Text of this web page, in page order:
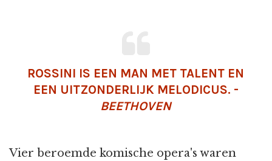
ROSSINI IS EEN MAN MET TALENT EN
EEN UITZONDERLIJK MELODICUS. -
BEETHOVEN
Vier beroemde komische opera's waren